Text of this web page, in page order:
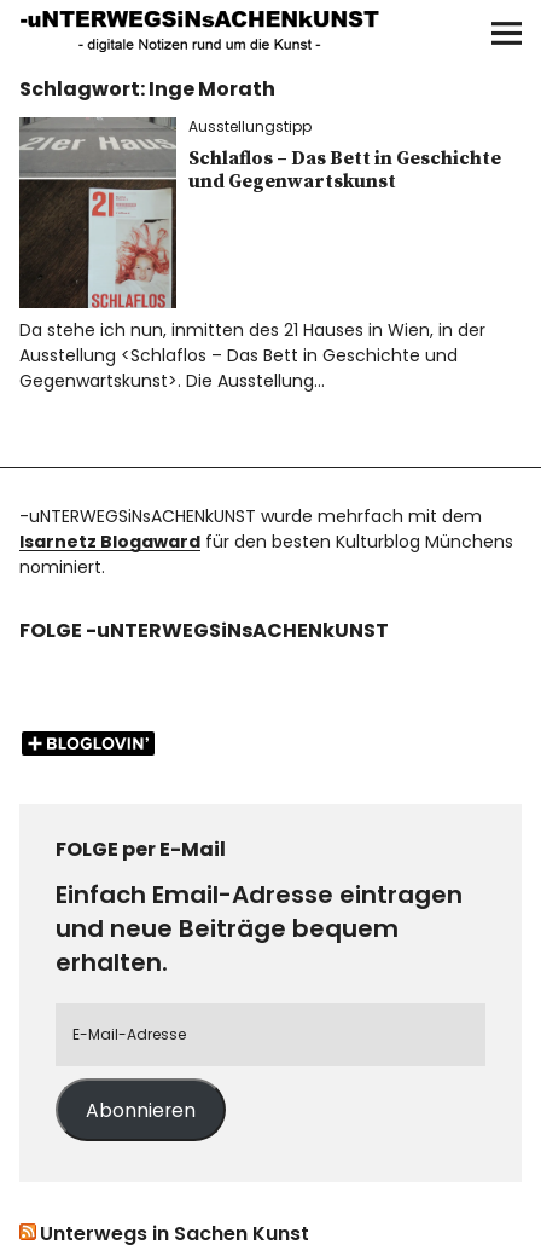
UNTERWEGS IN SACHEN
KUNST
Start
AKTUELLE AUSSTELLUNGEN
KUNSTSPAZIERGÄNGE
ÜBER
UNSER BUCH
f I P
Schlagwort:Inge Morath
Ausstellungstipp
Schlaflos – Das Bett in Geschichte
und Gegenwartskunst
Da stehe ich nun, inmitten des 21 Hauses in Wien, in der
Ausstellung <Schlaflos – Das Bett in Geschichte und
Gegenwartskunst>. Die Ausstellung…
-uNTERWEGSiNsACHENkUNST wurde mehrfach mit dem
Isarnetz Blogaward für den besten Kulturblog Münchens
nominiert.
FOLGE -uNTERWEGSiNsACHENkUNST
FOLGE per E-Mail
Einfach Email-Adresse eintragen
und neue Beiträge bequem
erhalten.
Abonnieren
Unterwegs in Sachen Kunst